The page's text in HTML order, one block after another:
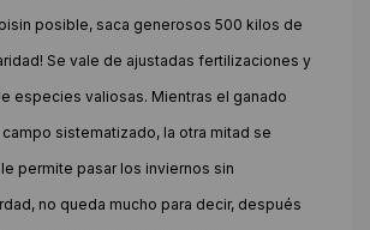
posible, saca generosos 500 kilos de
Se vale de ajustadas fertilizaciones y
especies valiosas. Mientras el ganado
sistematizado, la otra mitad se
permite pasar los inviernos sin
no queda mucho para decir, después